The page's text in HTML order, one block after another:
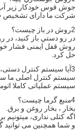
جوش قوس خودکار زیر
شرکت ما دارای تشخیص
2روش در باز چيست؟
در رو دستي باز کنيد، در
روش قفل ایمنی فشار
حل کرد.
3آیا سیستم کنترل دستی، نیمه اتوماتیک یا کاملا اتوماتیک است؟
سیستم کنترل اصلی ما
سیستم عملیاتی کاملا
4منبع گرما چيست؟
بخار ، بخار روغن و برق.
اگه کتلی نداری، میتونیم
و شما همچنین می توانید